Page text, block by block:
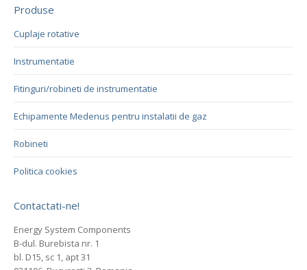
Produse
Cuplaje rotative
Instrumentatie
Fitinguri/robineti de instrumentatie
Echipamente Medenus pentru instalatii de gaz
Robineti
Politica cookies
Contactati-ne!
Energy System Components
B-dul. Burebista nr. 1
bl. D15, sc 1, apt 31